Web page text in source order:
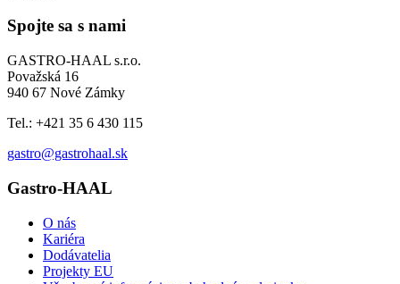
Spojte sa s nami
GASTRO-HAAL s.r.o.
Považská 16
940 67 Nové Zámky
Tel.: +421 35 6 430 115
gastro@gastrohaal.sk
Gastro-HAAL
O nás
Kariéra
Dodávatelia
Projekty EU